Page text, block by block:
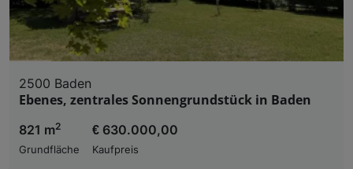
2500 Baden
Ebenes, zentrales Sonnengrundstück in Baden
821 m2
Grundfläche
€ 630.000,00
Kaufpreis